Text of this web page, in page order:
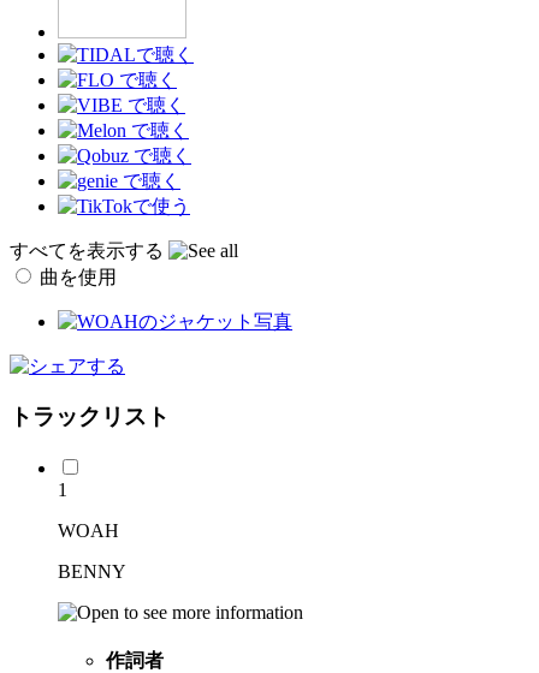
すべてを表示する
曲を使用
トラックリスト
1
WOAH
BENNY
作詞者